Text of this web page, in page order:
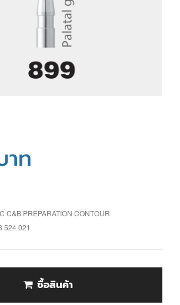
าท
C&B PREPARATION CONTOUR
524 021
ซื้อสินค้า